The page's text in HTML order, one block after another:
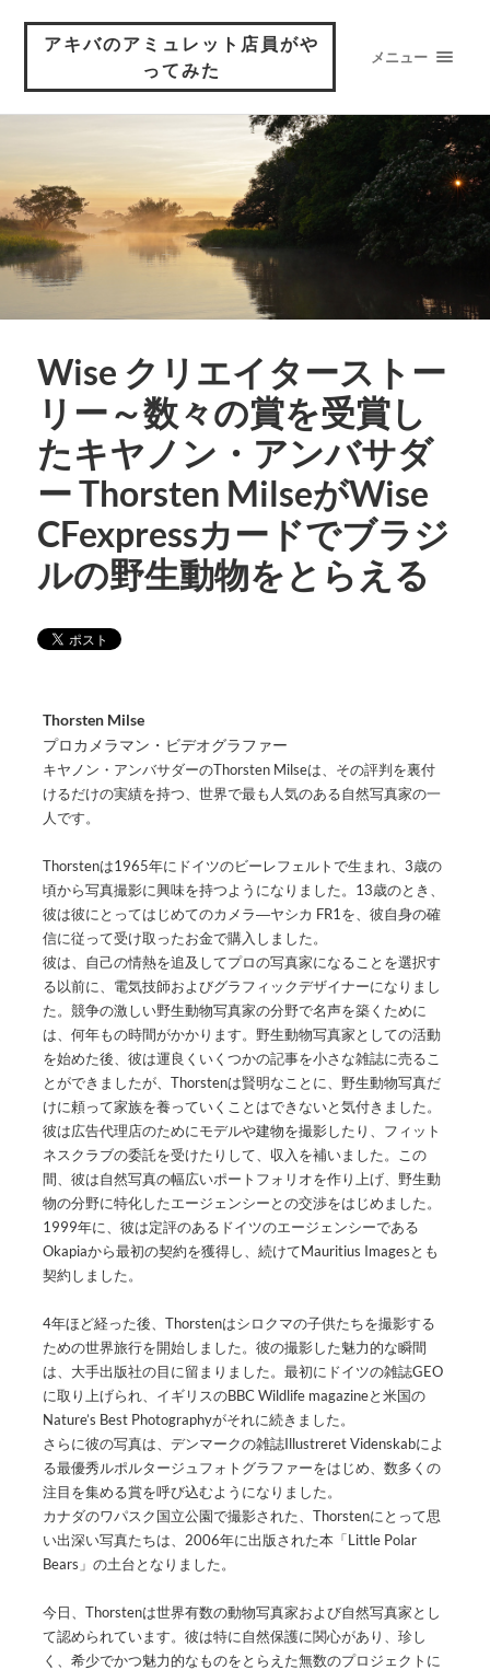
アキバのアミュレット店員がや
ってみた
メニュー
Wise クリエイターストー
リー～数々の賞を受賞し
たキヤノン・アンバサダ
ー Thorsten MilseがWise
CFexpressカードでブラジ
ルの野生動物をとらえる
Thorsten Milse
プロカメラマン・ビデオグラファー
キヤノン・アンバサダーのThorsten Milseは、その評判を裏付
けるだけの実績を持つ、世界で最も人気のある自然写真家の一
人です。
Thorstenは1965年にドイツのビーレフェルトで生まれ、3歳の
頃から写真撮影に興味を持つようになりました。13歳のとき、
彼は彼にとってはじめてのカメラ―ヤシカ FR1を、彼自身の確
信に従って受け取ったお金で購入しました。
彼は、自己の情熱を追及してプロの写真家になることを選択す
る以前に、電気技師およびグラフィックデザイナーになりまし
た。競争の激しい野生動物写真家の分野で名声を築くために
は、何年もの時間がかかります。野生動物写真家としての活動
を始めた後、彼は運良くいくつかの記事を小さな雑誌に売るこ
とができましたが、Thorstenは賢明なことに、野生動物写真だ
けに頼って家族を養っていくことはできないと気付きました。
彼は広告代理店のためにモデルや建物を撮影したり、フィット
ネスクラブの委託を受けたりして、収入を補いました。この
間、彼は自然写真の幅広いポートフォリオを作り上げ、野生動
物の分野に特化したエージェンシーとの交渉をはじめました。
1999年に、彼は定評のあるドイツのエージェンシーである
Okapiaから最初の契約を獲得し、続けてMauritius Imagesとも
契約しました。
4年ほど経った後、Thorstenはシロクマの子供たちを撮影する
ための世界旅行を開始しました。彼の撮影した魅力的な瞬間
は、大手出版社の目に留まりました。最初にドイツの雑誌GEO
に取り上げられ、イギリスのBBC Wildlife magazineと米国の
Nature’s Best Photographyがそれに続きました。
さらに彼の写真は、デンマークの雑誌Illustreret Videnskabによ
る最優秀ルポルタージュフォトグラファーをはじめ、数多くの
注目を集める賞を呼び込むようになりました。
カナダのワパスク国立公園で撮影された、Thorstenにとって思
い出深い写真たちは、2006年に出版された本「Little Polar
Bears」の土台となりました。
今日、Thorstenは世界有数の動物写真家および自然写真家とし
て認められています。彼は特に自然保護に関心があり、珍し
く、希少でかつ魅力的なものをとらえた無数のプロジェクトに